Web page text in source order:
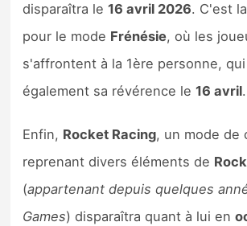
disparaîtra le16 avril 2026. C'est
pour le mode Frénésie, où les
s'affrontent à la 1ère personne,
également sa révérence le16 avril.
Enfin, Rocket Racing, un mode de
reprenant divers éléments de
(appartenant depuis quelques
Games) disparaîtra quant à lui en